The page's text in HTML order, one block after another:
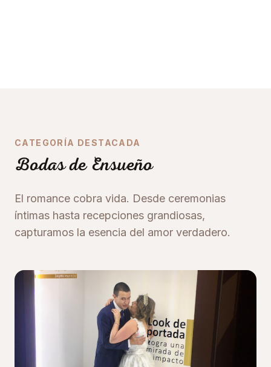
CATEGORÍA DESTACADA
Bodas de Ensueño
El romance cobra vida. Desde ceremonias
íntimas hasta recepciones grandiosas,
capturamos la esencia del amor verdadero.